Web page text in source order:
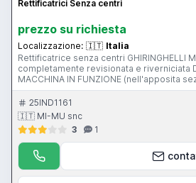
Rettificatrici Senza centri
prezzo su richiesta
Localizzazione: 🇮🇹 Italia
Rettificatrice senza centri GHIRINGHELLI M200 SP500 DI + MIA
completamente revisionata e riverniciata DI+MIA
MACCHINA IN FUNZIONE (nell'apposita sezione) Per
prezzi contattateci senza impegno. La macchina è visibile
funzionante nel ns magazzino di Gussago (BS) Mimu
Utensili rettifica senza centri centerless grinding machine
rectifieuse centerless spitzenlose
25IND1161
🇮🇹 MI-MU snc
3
1